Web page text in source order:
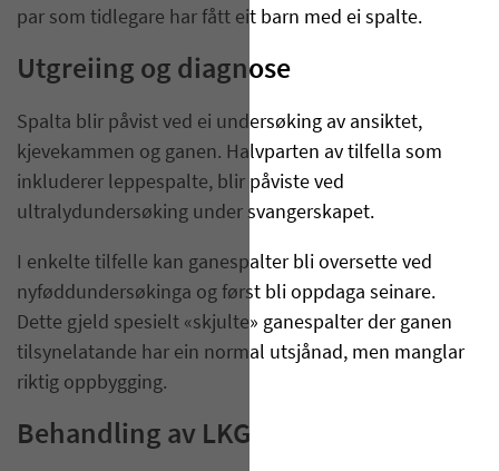
par som tidlegare har fått eit barn med ei spalte.
Utgreiing og diagnose
Spalta blir påvist ved ei undersøking av ansiktet,
kjevekammen og ganen. Halvparten av tilfella som
inkluderer leppespalte, blir påviste ved
ultralydundersøking under svangerskapet.
I enkelte tilfelle kan ganespalter bli oversette ved
nyføddundersøkinga og først bli oppdaga seinare.
Dette gjeld spesielt «skjulte» ganespalter der ganen
tilsynelatande har ein normal utsjånad, men manglar
riktig oppbygging.
Behandling av LKG